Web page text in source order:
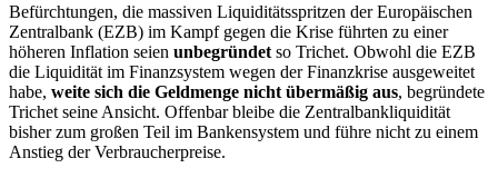
Befürchtungen, die massiven Liquiditätsspritzen der Europäischen
Zentralbank (EZB) im Kampf gegen die Krise führten zu einer
höheren Inflation seien unbegründet so Trichet. Obwohl die EZB
die Liquidität im Finanzsystem wegen der Finanzkrise ausgeweitet
habe, weite sich die Geldmenge nicht übermäßig aus, begründete
Trichet seine Ansicht. Offenbar bleibe die Zentralbankliquidität
bisher zum großen Teil im Bankensystem und führe nicht zu einem
Anstieg der Verbraucherpreise.